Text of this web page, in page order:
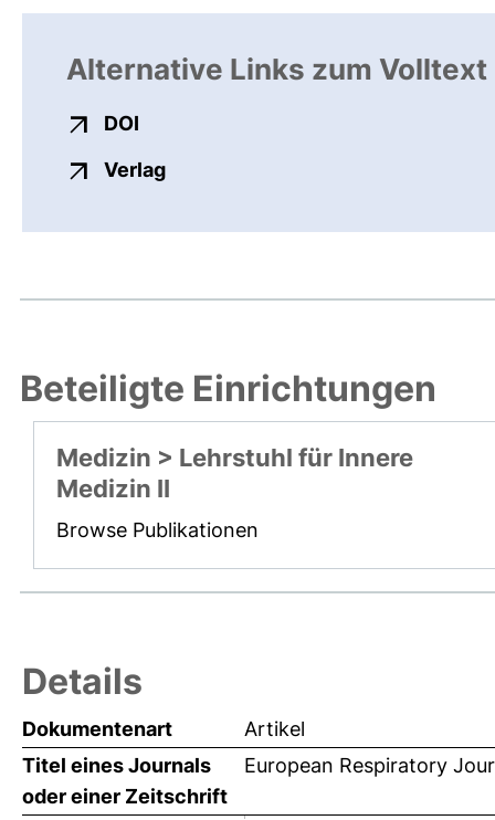
Alternative Links zum Volltext
DOI
Verlagexterner Link, öffnet neues
Beteiligte Einrichtungen
Medizin > Lehrstuhl für Innere
Medizin II
Browse Publikationen
Details
Dokumentenart
Artikel
Titel eines Journals
oder einer Zeitschrift
European Respiratory